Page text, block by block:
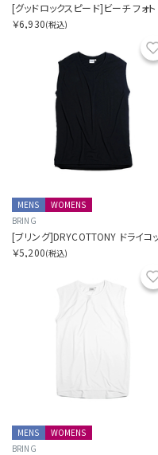
￥6,930(税込)
MENS
WOMENS
BRING
￥5,200(税込)
MENS
WOMENS
BRING